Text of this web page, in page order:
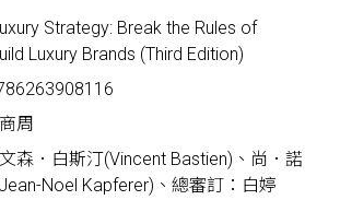
Strategy: Break the Rules of
Luxury Brands (Third Edition)
周
森．白斯汀(Vincent Bastien)、尚．諾
Noel Kapferer)、總審訂：白婷